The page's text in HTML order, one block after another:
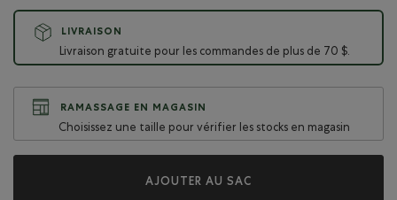
LIVRAISON
Livraison gratuite pour les commandes de plus de 70 $.
RAMASSAGE EN MAGASIN
Choisissez une taille pour vérifier les stocks en magasin
AJOUTER AU SAC